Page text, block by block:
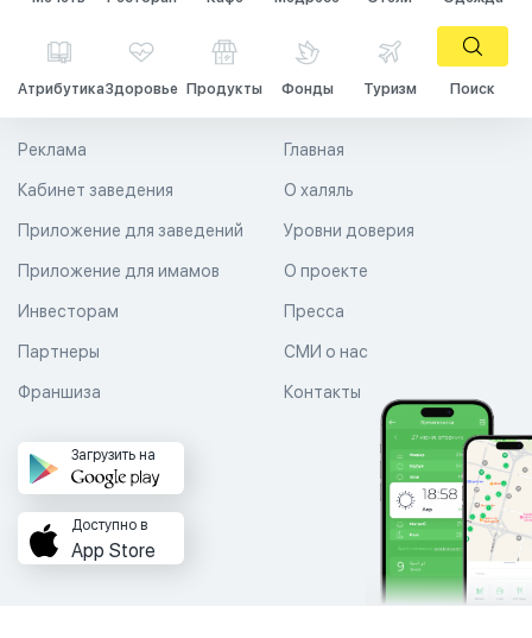
АтрибутикаЗдоровье Продукты Фонды Туризм Поиск
Главная
О халяль
Уровни доверия
Реклама
Кабинет заведения
Приложение для заведений
Приложение для имамов О проекте
Пресса
СМИ о нас
Контакты
Инвесторам
Партнеры
Франшиза
Загрузить на
Доступно в
App Store